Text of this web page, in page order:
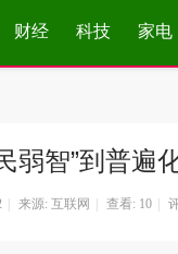
财经 科技 家电
弱智”到普遍
来源: 互联网 查看: 10